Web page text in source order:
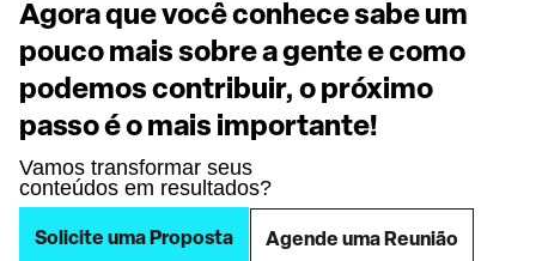
Agora que você conhece sabe um
pouco mais sobre a gente e como
podemos contribuir, o próximo
passo é o mais importante!
Vamos transformar seus
conteúdos em resultados?
Solicite uma Proposta Agende uma Reunião